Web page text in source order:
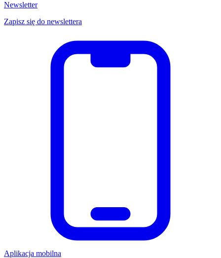
Newsletter
Zapisz się do newslettera
Aplikacja mobilna